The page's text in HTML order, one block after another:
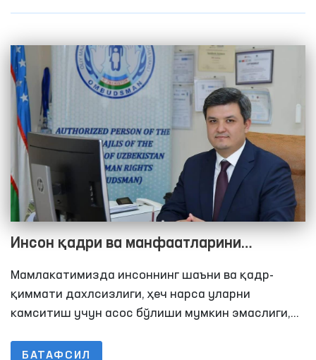
этади.
Инсон қадри ва манфаатларини
таъминлашга қаратилган туб
ислоҳотлар Ўзбекистон учун доимо
устувор
Мамлакатимизда инсоннинг шаъни ва қадр-
қиммати дахлсизлиги, ҳеч нарса уларни
камситиш учун асос бўлиши мумкин эмаслиги,
қонунларимизда ва давлат идоралари
БАТАФСИЛ